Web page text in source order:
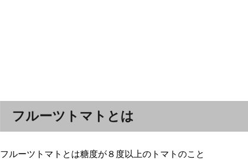
フルーツトマトとは
フルーツトマトとは糖度が８度以上のトマトのこと